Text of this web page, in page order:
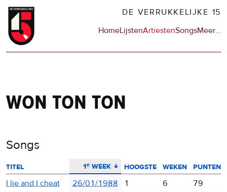
Overslaan
naar
DE VERRUKKELIJKE 15
Hoofdnavigatie
HomeLijstenArtiestenSongsMeerop
…
won ton ton
Songs
titel 1ᵉ week
aflopend sorteren hoogste weken
punten
I lie and I cheat
26/01/1988 1 6
79